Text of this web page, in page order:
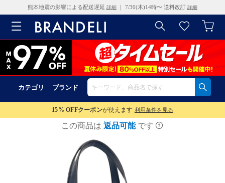
熊本地震の影響による配送遅延 詳細 ｜ 7/30(木)14時〜 送料改訂 詳細
カテゴリ ブランド
15% OFFクーポンが使えます 利用条件を見る
この商品は 返品可能 です